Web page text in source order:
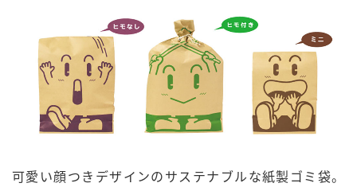
可愛い顔つきデザインのサステナブルな紙製ゴミ袋。